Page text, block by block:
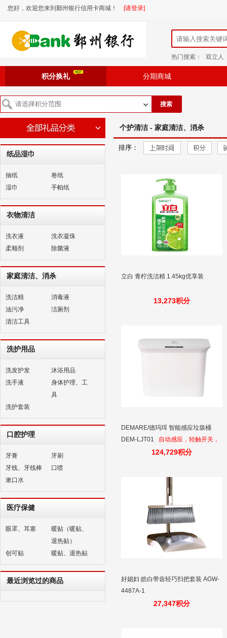
您好，欢迎您来到鄞州银行信用卡商城！ [请登录]
热门搜索： 双立人
积分换礼 分期商城
搜索
纸品湿巾
抽纸
卷纸
湿巾
手帕纸
衣物清洁
洗衣液
洗衣凝珠
柔顺剂
除菌液
家庭清洁、消杀
洗洁精
消毒液
油污净
洁厕剂
清洁工具
洗护用品
洗发护发
沐浴用品
洗手液
身体护理、工
具
洗护套装
口腔护理
牙膏
牙刷
牙线、牙线棒
口喷
漱口水
医疗保健
眼罩、耳塞
暖贴（暖贴、
退热贴）
创可贴
暖贴、退热贴
最近浏览过的商品
个护清洁 - 家庭清洁、消杀
排序：
立白 青柠洗洁精 1.45kg优享装
13,273积分
DEMARE/德玛珥 智能感应垃圾桶
DEM-LJT01
自动感应，轻触开关，
124,729积分
好媳妇 皓白带齿轻巧扫把套装 AGW-
4487A-1
27,347积分